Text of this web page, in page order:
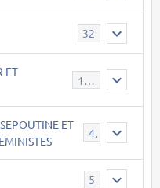
32
ET
147
ET
40
5